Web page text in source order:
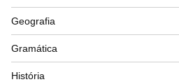
Geografia
Gramática
História